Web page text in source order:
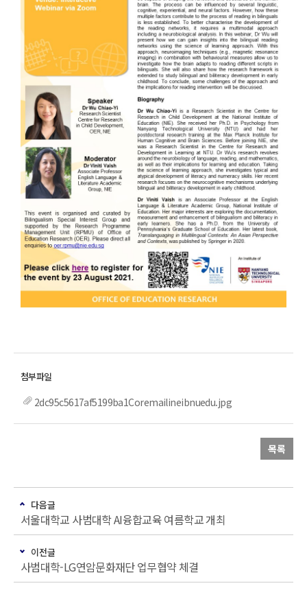
2dc95c5617af5199ba1Coremailineibnuedu.jpg
목록
다음글
서울대학교 사범대학 AI융합교육 여름학교 개최
이전글
사범대학-LG연암문화재단 업무협약 체결